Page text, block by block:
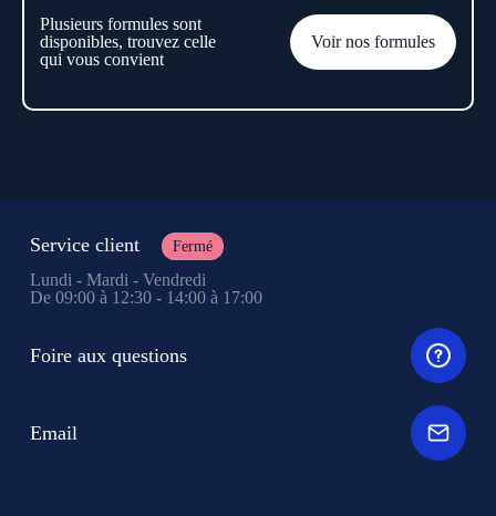
Plusieurs formules sont
disponibles, trouvez celle
qui vous convient
Voir nos formules
Service client Fermé
Lundi - Mardi - Vendredi
De 09:00 à 12:30 - 14:00 à 17:00
Foire aux questions
Email